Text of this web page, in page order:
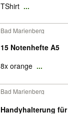
TShirt ...
Bad Marienberg
15 Notenhefte A5
8x orange ...
Bad Marienberg
Handyhalterung